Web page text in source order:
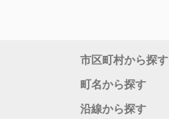
市区町村から探す
町名から探す
沿線から探す